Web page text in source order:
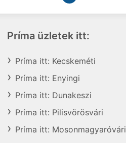
Príma üzletek itt:
Príma itt: Kecskeméti
Príma itt: Enyingi
Príma itt: Dunakeszi
Príma itt: Pilisvörösvári
Príma itt: Mosonmagyaróvári